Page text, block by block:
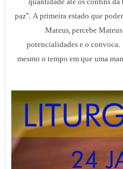
quantidade até os confins da
paz”. A primeira estado que
Mateus, percebe
potencialidades e o convoca.
mesmo o tempo em que uma